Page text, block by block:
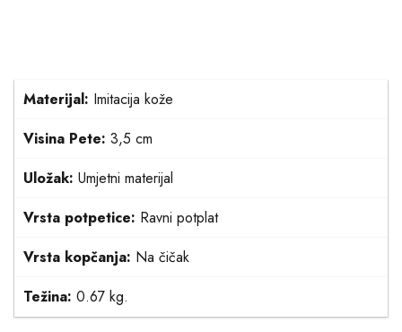
Materijal: Imitacija kože
Visina Pete: 3,5 cm
Uložak: Umjetni materijal
Vrsta potpetice: Ravni potplat
Vrsta kopčanja: Na čičak
Težina: 0.67 kg.